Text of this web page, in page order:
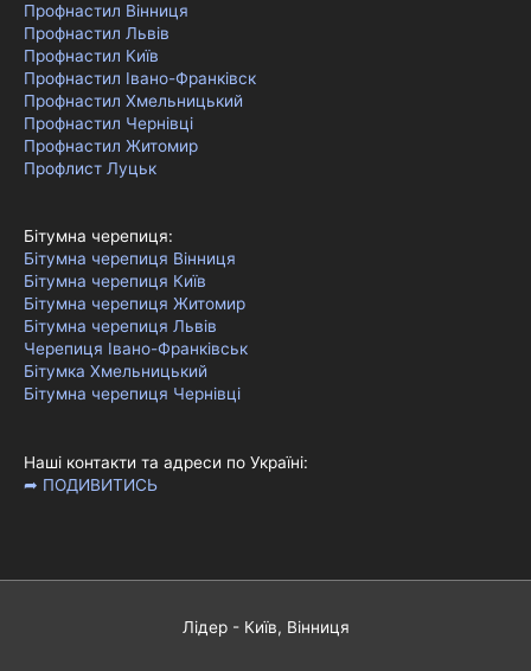
Профнастил Вінниця
Профнастил Львів
Профнастил Київ
Профнастил Івано-Франківск
Профнастил Хмельницький
Профнастил Чернівці
Профнастил Житомир
Профлист Луцьк
Бітумна черепиця:
Бітумна черепиця Вінниця
Бітумна черепиця Київ
Бітумна черепиця Житомир
Бітумна черепиця Львів
Черепиця Івано-Франківськ
Бітумка Хмельницький
Бітумна черепиця Чернівці
Наші контакти та адреси по Україні:
➦ ПОДИВИТИСЬ
Лідер - Київ, Вінниця